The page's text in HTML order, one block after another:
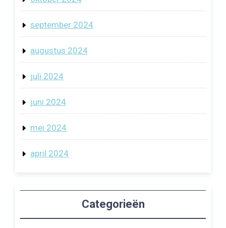
september 2024
augustus 2024
juli 2024
juni 2024
mei 2024
april 2024
Categorieën